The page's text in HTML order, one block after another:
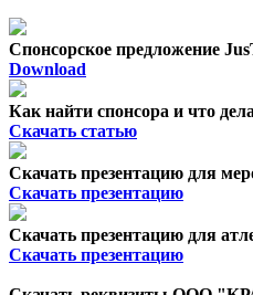
Спонсорское предложение
Download
Как найти спонсора и что
Скачать статью
Скачать презентацию для
Скачать презентацию
Скачать презентацию для
Скачать презентацию